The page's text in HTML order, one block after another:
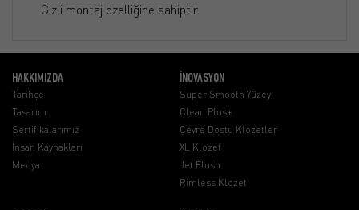
Gizli montaj özelliğine sahiptir.
HAKKIMIZDA
Tarihçe
Tasarım
Sertifikalarımız
İnsan Kaynakları
Medya
İNOVASYON
Super Smooth Yüzey
Clean Plus+
Çevre Dostu Klozetler
XL Klozet
Jet Flush
Rimless Klozet